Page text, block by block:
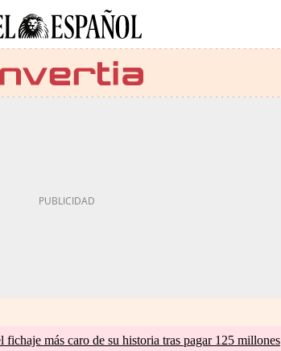
más caro de su historia tras pagar 125 millones